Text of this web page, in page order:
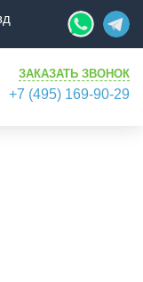
ЗАКАЗАТЬ ЗВОНОК
+7 (495) 169-90-29